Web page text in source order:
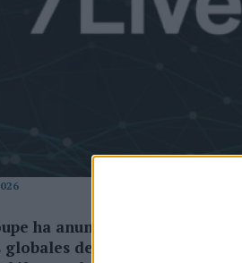
ha anunciado la
de colaboración de